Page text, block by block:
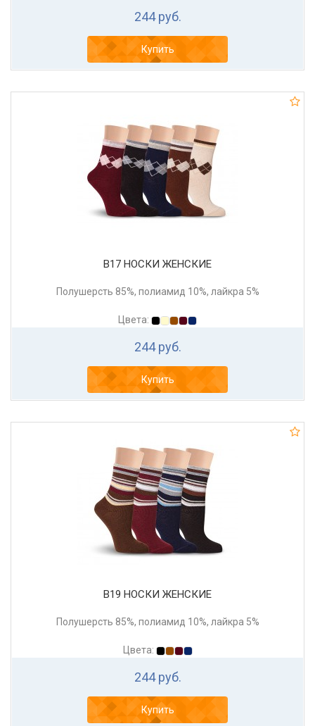
244 руб.
Купить
В17 НОСКИ ЖЕНСКИЕ
Полушерсть 85%, полиамид 10%, лайкра 5%
Цвета:
244 руб.
Купить
В19 НОСКИ ЖЕНСКИЕ
Полушерсть 85%, полиамид 10%, лайкра 5%
Цвета:
244 руб.
Купить